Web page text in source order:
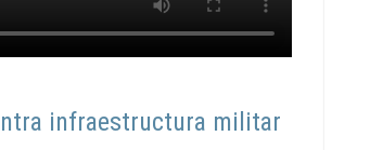
infraestructura militar